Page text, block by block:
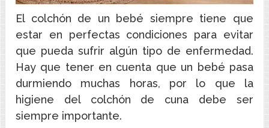
El colchón de un bebé siempre tiene que
estar en perfectas condiciones para evitar
que pueda sufrir algún tipo de enfermedad.
Hay que tener en cuenta que un bebé pasa
durmiendo muchas horas, por lo que la
higiene del colchón de cuna debe ser
siempre importante.